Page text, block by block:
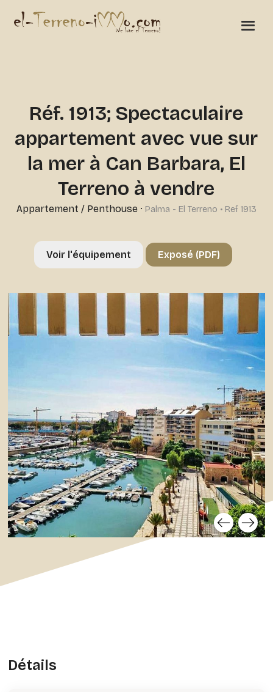
Réf. 1913; Spectaculaire
appartement avec vue sur
la mer à Can Barbara, El
Terreno à vendre
Appartement / Penthouse· Palma - El Terreno • Ref 1913
Voir l'équipement Exposé (PDF)
Détails